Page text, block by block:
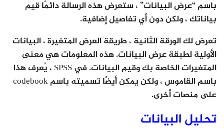
باسم “عرض البيانات” ، ستعرض هذه الرسالة دائمًا قيم
بياناتك ، ولكن دون أي تفاصيل إضافية.
تعرض لك الورقة الثانية ، طريقة العرض المتغيرة ، البيانات
الأولية لطبقة عرض البيانات. هذه المعلومات هي معنى
المتغيرات الخاصة بك وقيم البيانات. في SPSS ، يُعرف هذا
باسم القاموس ، ولكن يمكن أيضًا تسميته باسم codebook
على منصات أخرى.
تحليل البيانات